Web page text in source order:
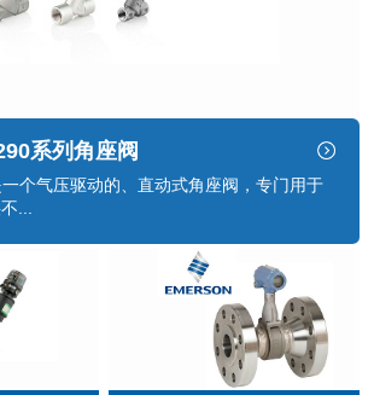
系列角座阀
个气压驱动的、直动式角座阀，专门用于
...